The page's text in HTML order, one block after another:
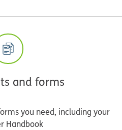
and forms
you need, including your
Handbook